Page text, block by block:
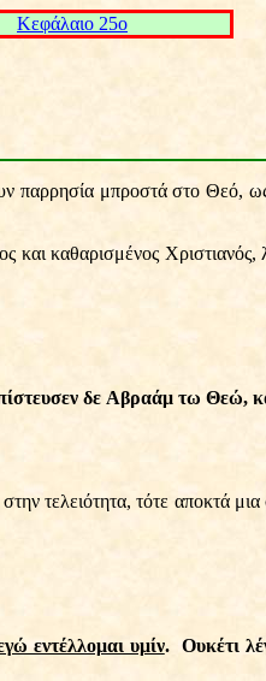
Kεφάλαιο 25ο
παρρησία μπροστά στο Θεό,
και καθαρισμένος Χριστιανός,
δε Αβραάμ τω Θεώ,
στην τελειότητα, τότε αποκτά
εντέλλομαι υμίν.
Ουκέτι